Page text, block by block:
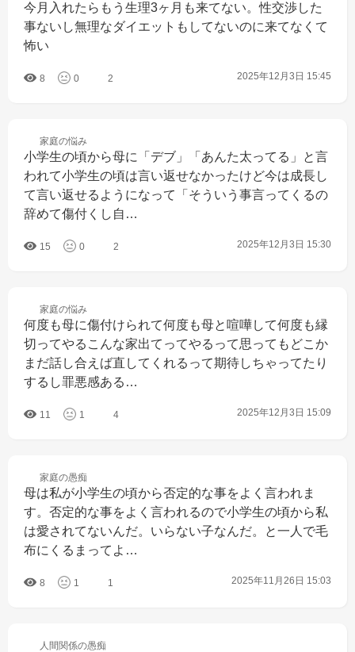
今月入れたらもう生理3ヶ月も来てない。性交渉した
事ないし無理なダイエットもしてないのに来てなくて
怖い
8 0 2 2025年12月3日 15:45
家庭の悩み
小学生の頃から母に「デブ」「あんた太ってる」と言
われて小学生の頃は言い返せなかったけど今は成長し
て言い返せるようになって「そういう事言ってくるの
辞めて傷付くし自…
15 0 2 2025年12月3日 15:30
家庭の悩み
何度も母に傷付けられて何度も母と喧嘩して何度も縁
切ってやるこんな家出てってやるって思ってもどこか
まだ話し合えば直してくれるって期待しちゃってたり
するし罪悪感ある…
11 1 4 2025年12月3日 15:09
家庭の愚痴
母は私が小学生の頃から否定的な事をよく言われま
す。否定的な事をよく言われるので小学生の頃から私
は愛されてないんだ。いらない子なんだ。と一人で毛
布にくるまってよ…
8 1 1 2025年11月26日 15:03
人間関係の愚痴